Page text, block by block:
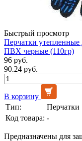
Быстрый просмотр
Перчатки
ПВХ черные (110гр)
96 руб.
90.24 руб.
В корзину
Тип:
Перчатки
Код товара: -
Предназначены для